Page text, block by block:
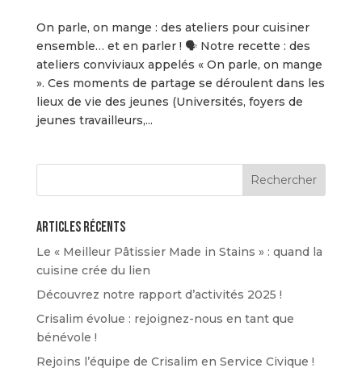
On parle, on mange : des ateliers pour cuisiner
ensemble… et en parler ! 🗣️ Notre recette : des
ateliers conviviaux appelés « On parle, on mange
». Ces moments de partage se déroulent dans les
lieux de vie des jeunes (Universités, foyers de
jeunes travailleurs,...
Articles récents
Le « Meilleur Pâtissier Made in Stains » : quand la
cuisine crée du lien
Découvrez notre rapport d’activités 2025 !
Crisalim évolue : rejoignez-nous en tant que
bénévole !
Rejoins l’équipe de Crisalim en Service Civique !